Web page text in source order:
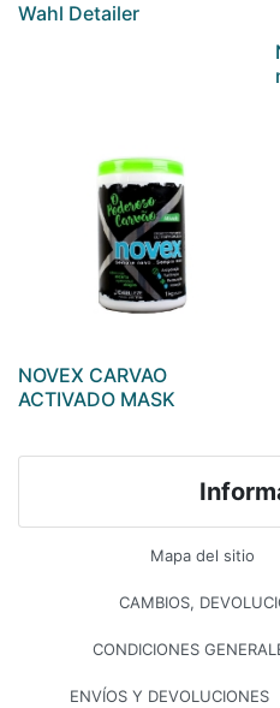
Wahl Detailer
NOVEX CARVAO
ACTIVADO MASK
Mapa del sitio
CAMBIOS,
CONDICIONES
ENVÍOS Y DEVOLUCIONES